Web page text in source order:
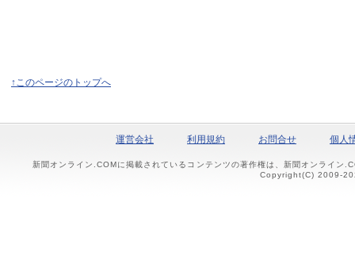
↑このページのトップへ
運営会社 利用規約 お問合せ 個人
新聞オンライン.COMに掲載されているコンテンツの著作権は、新聞オンライン
Copyright(C) 2009-